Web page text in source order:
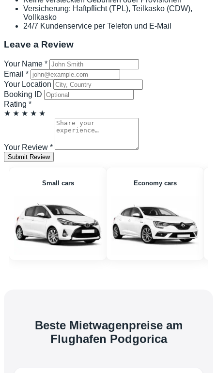
Versicherung: Haftpflicht (TPL), Teilkasko (CDW),
Vollkasko
24/7 Kundenservice per Telefon und E-Mail
Leave a Review
Your Name *
Email *
Your Location
Booking ID
Rating *
★ ★ ★ ★ ★
Your Review *
Submit Review
Small cars Economy cars
Beste Mietwagenpreise am
Flughafen Podgorica